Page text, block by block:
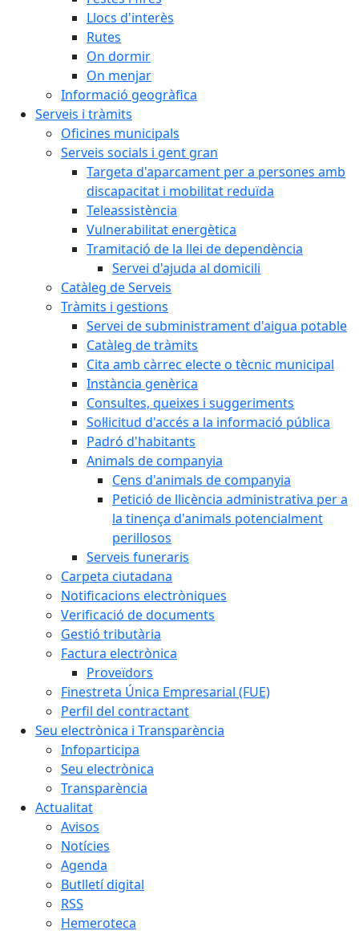
Llocs d'interès
Rutes
On dormir
On menjar
Informació geogràfica
Serveis i tràmits
Oficines municipals
Serveis socials i gent gran
Targeta d'aparcament per a persones amb
discapacitat i mobilitat reduïda
Teleassistència
Vulnerabilitat energètica
Tramitació de la llei de dependència
Servei d'ajuda al domicili
Catàleg de Serveis
Tràmits i gestions
Servei de subministrament d'aigua potable
Catàleg de tràmits
Cita amb càrrec electe o tècnic municipal
Instància genèrica
Consultes, queixes i suggeriments
Sol·licitud d'accés a la informació pública
Padró d'habitants
Animals de companyia
Cens d'animals de companyia
Petició de llicència administrativa per a
la tinença d'animals potencialment
perillosos
Serveis funeraris
Carpeta ciutadana
Notificacions electròniques
Verificació de documents
Gestió tributària
Factura electrònica
Proveïdors
Finestreta Única Empresarial (FUE)
Perfil del contractant
Seu electrònica i Transparència
Infoparticipa
Seu electrònica
Transparència
Actualitat
Avisos
Notícies
Agenda
Butlletí digital
RSS
Hemeroteca